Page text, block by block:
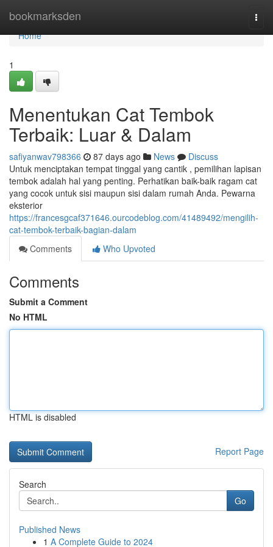
bookmarksden
Home
Home
1
Menentukan Cat Tembok
Terbaik: Luar & Dalam
safiyanwav798366 87 days ago News
Discuss
Untuk menciptakan tempat tinggal yang cantik , pemilihan lapisan
tembok adalah hal yang penting. Perhatikan baik-baik ragam cat
yang cocok untuk sisi maupun sisi dalam rumah Anda. Pewarna
eksterior
https://francesgcaf371646.ourcodeblog.com/41489492/mengilih-
cat-tembok-terbaik-bagian-dalam
Comments
Who Upvoted
Comments
Submit a Comment
No HTML
HTML is disabled
Report Page
Search
Go
Published News
1 A Complete Guide to 2024